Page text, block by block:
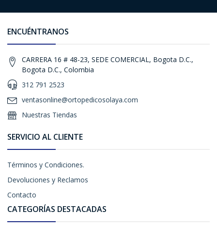
ENCUÉNTRANOS
CARRERA 16 # 48-23, SEDE COMERCIAL, Bogota D.C.,
Bogota D.C., Colombia
312 791 2523
ventasonline@ortopedicosolaya.com
Nuestras Tiendas
SERVICIO AL CLIENTE
Términos y Condiciones.
Devoluciones y Reclamos
Contacto
CATEGORÍAS DESTACADAS